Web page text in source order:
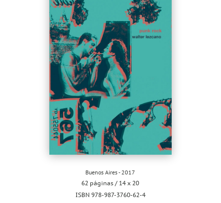
Buenos Aires - 2017
62 páginas / 14 x 20
ISBN 978-987-3760-62-4